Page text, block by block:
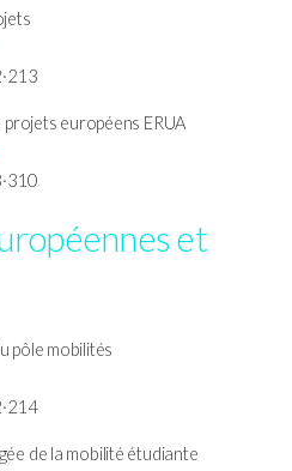
européens ERUA
et
pôle mobilités
de la mobilité étudiante